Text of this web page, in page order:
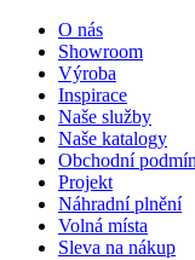
O nás
Showroom
Výroba
Inspirace
Naše služby
Naše katalogy
Obchodní
Projekt
Náhradní plnění
Volná místa
Sleva na nákup